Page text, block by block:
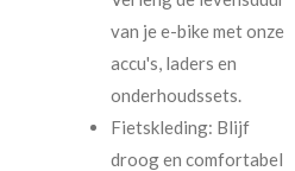
van je e-bike met onze
accu's, laders en
onderhoudssets.
Fietskleding: Blijf
droog en comfortabel